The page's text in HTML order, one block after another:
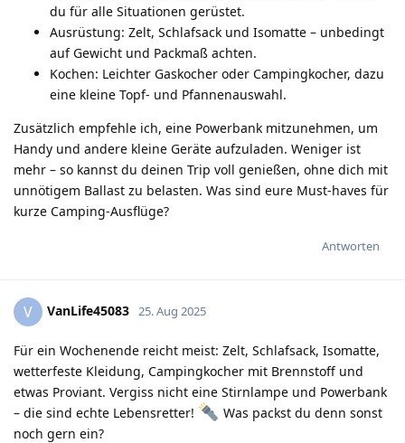
du für alle Situationen gerüstet.
Ausrüstung: Zelt, Schlafsack und Isomatte – unbedingt
auf Gewicht und Packmaß achten.
Kochen: Leichter Gaskocher oder Campingkocher, dazu
eine kleine Topf- und Pfannenauswahl.
Zusätzlich empfehle ich, eine Powerbank mitzunehmen, um
Handy und andere kleine Geräte aufzuladen. Weniger ist
mehr – so kannst du deinen Trip voll genießen, ohne dich mit
unnötigem Ballast zu belasten. Was sind eure Must-haves für
kurze Camping-Ausflüge?
Antworten
V VanLife45083 25. Aug 2025
Für ein Wochenende reicht meist: Zelt, Schlafsack, Isomatte,
wetterfeste Kleidung, Campingkocher mit Brennstoff und
etwas Proviant. Vergiss nicht eine Stirnlampe und Powerbank
– die sind echte Lebensretter!
Was packst du denn sonst
noch gern ein?